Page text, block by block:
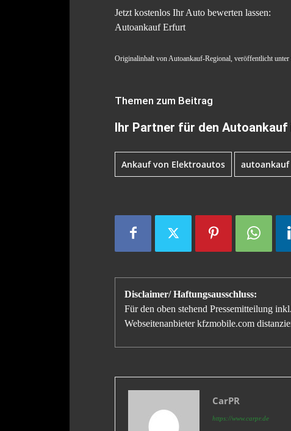
Jetzt kostenlos Ihr Auto bewerten lassen:
Autoankauf Erfurt
Originalinhalt von Autoankauf-Regional, veröffentlicht
Themen zum Beitrag
Ihr Partner für den
Ankauf von Elektroautos autoankauf
Disclaimer/ Haftungsausschluss:
Für den oben stehend Pressemitteilung
Webseitenanbieter kfzmobile.com
CarPR
https://www.carpr.de